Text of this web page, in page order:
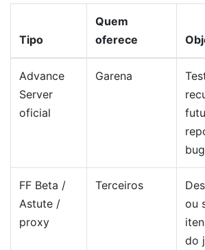
Tipo
Quem
oferece
Advance
Server
oficial
Garena
FF Beta /
Astute /
proxy
Terceiros
ou
do